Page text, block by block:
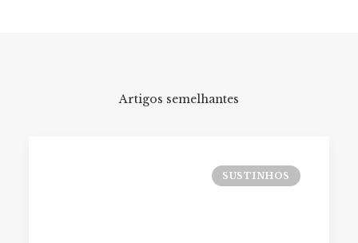
Artigos semelhantes
SUSTINHOS